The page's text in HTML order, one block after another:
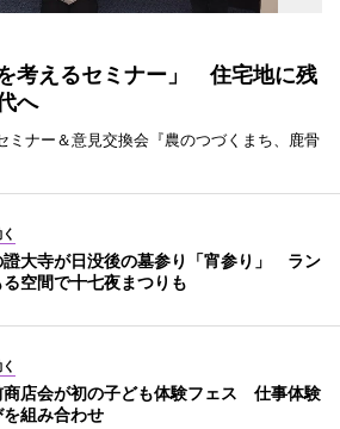
考えるセミナー」 住宅地に残
へ
ミナー＆意見交換会『農のつづくまち、鹿骨
證大寺が日没後の墓参り「宵参り」 ラン
空間で十七夜まつりも
商店会が初の子ども体験フェス 仕事体験
を組み合わせ